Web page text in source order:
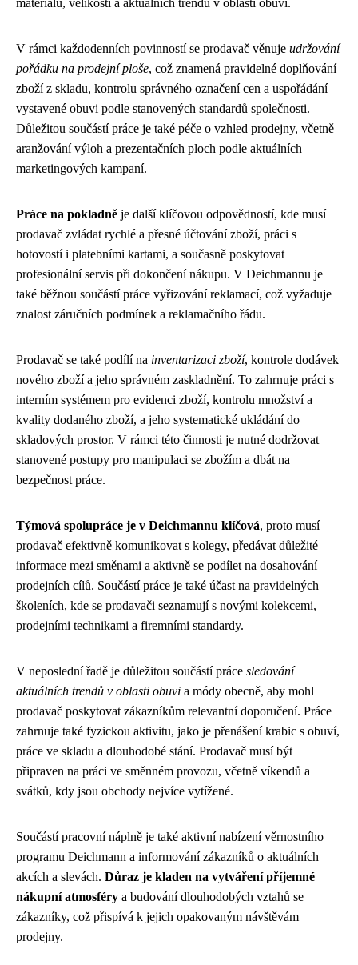
materiálů, velikostí a aktuálních trendů v oblasti obuvi.
V rámci každodenních povinností se prodavač věnuje udržování
pořádku na prodejní ploše, což znamená pravidelné doplňování
zboží z skladu, kontrolu správného označení cen a uspořádání
vystavené obuvi podle stanovených standardů společnosti.
Důležitou součástí práce je také péče o vzhled prodejny, včetně
aranžování výloh a prezentačních ploch podle aktuálních
marketingových kampaní.
Práce na pokladně je další klíčovou odpovědností, kde musí
prodavač zvládat rychlé a přesné účtování zboží, práci s
hotovostí i platebními kartami, a současně poskytovat
profesionální servis při dokončení nákupu. V Deichmannu je
také běžnou součástí práce vyřizování reklamací, což vyžaduje
znalost záručních podmínek a reklamačního řádu.
Prodavač se také podílí na inventarizaci zboží, kontrole dodávek
nového zboží a jeho správném zaskladnění. To zahrnuje práci s
interním systémem pro evidenci zboží, kontrolu množství a
kvality dodaného zboží, a jeho systematické ukládání do
skladových prostor. V rámci této činnosti je nutné dodržovat
stanovené postupy pro manipulaci se zbožím a dbát na
bezpečnost práce.
Týmová spolupráce je v Deichmannu klíčová, proto musí
prodavač efektivně komunikovat s kolegy, předávat důležité
informace mezi směnami a aktivně se podílet na dosahování
prodejních cílů. Součástí práce je také účast na pravidelných
školeních, kde se prodavači seznamují s novými kolekcemi,
prodejními technikami a firemními standardy.
V neposlední řadě je důležitou součástí práce sledování
aktuálních trendů v oblasti obuvi a módy obecně, aby mohl
prodavač poskytovat zákazníkům relevantní doporučení. Práce
zahrnuje také fyzickou aktivitu, jako je přenášení krabic s obuví,
práce ve skladu a dlouhodobé stání. Prodavač musí být
připraven na práci ve směnném provozu, včetně víkendů a
svátků, kdy jsou obchody nejvíce vytížené.
Součástí pracovní náplně je také aktivní nabízení věrnostního
programu Deichmann a informování zákazníků o aktuálních
akcích a slevách. Důraz je kladen na vytváření příjemné
nákupní atmosféry a budování dlouhodobých vztahů se
zákazníky, což přispívá k jejich opakovaným návštěvám
prodejny.